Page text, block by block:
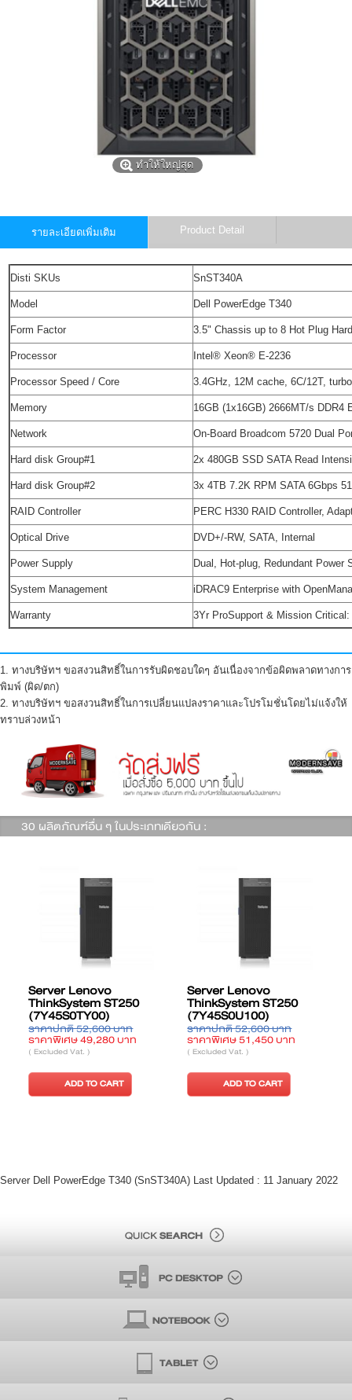
ทำให้ใหญ่สุด
รายละเอียดเพิ่มเติม Product Detail
Disti SKUs SnST340A
Model Dell PowerEdge T340
Form Factor 3.5" Chassis up to 8 Hot Plug
Processor Intel® Xeon® E-2236
Processor Speed / Core 3.4GHz, 12M cache, 6C/12T,
Memory 16GB (1x16GB) 2666MT/s DDR4
Network On-Board Broadcom 5720 Dual
Hard disk Group#1 2x 480GB SSD SATA Read
Hard disk Group#2 3x 4TB 7.2K RPM SATA 6Gbps
RAID Controller PERC H330 RAID Controller,
Optical Drive DVD+/-RW, SATA, Internal
Power Supply Dual, Hot-plug, Redundant Power
System Management iDRAC9 Enterprise with
Warranty 3Yr ProSupport & Mission
1. ทางบริษัทฯ ขอสงวนสิทธิ์ในการรับผิดชอบใดๆ อันเนื่องจากข้อผิดพลาดทางการ
พิมพ์ (ผิด/ตก)
2. ทางบริษัทฯ ขอสงวนสิทธิ์ในการเปลี่ยนแปลงราคาและโปรโมชั่นโดยไม่แจ้งให้
ทราบล่วงหน้า
30 ผลิตภัณฑ์อื่น ๆ ในประเภทเดียวกัน :
Server Lenovo
ThinkSystem ST250
(7Y45S0TY00)
ราคาปกติ 52,600 บาท
ราคาพิเศษ 49,280 บาท
( Excluded Vat. )
ADD TO CART
Server Lenovo
ThinkSystem ST250
(7Y45S0U100)
ราคาปกติ 52,600 บาท
ราคาพิเศษ 51,450 บาท
( Excluded Vat. )
ADD TO CART
Server Dell PowerEdge T340 (SnST340A) Last Updated : 11 January 2022